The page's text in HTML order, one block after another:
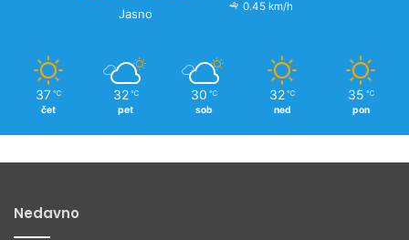
Jasno
0.45 km/h
37 ℃
čet
32 ℃
pet
30 ℃
sob
32 ℃
ned
35 ℃
pon
Nedavno